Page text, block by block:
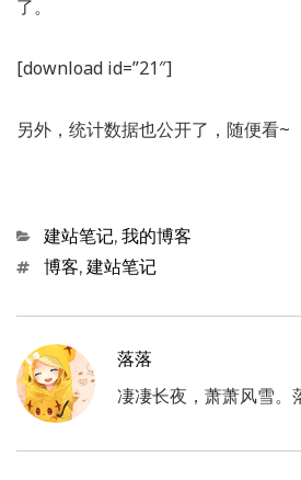
了。
[download id=”21″]
另外，统计数据也公开了，随便看~
Categories
建站笔记, 我的博客
Tags博客, 建站笔记
落落
凄凄长夜，萧萧风雪。